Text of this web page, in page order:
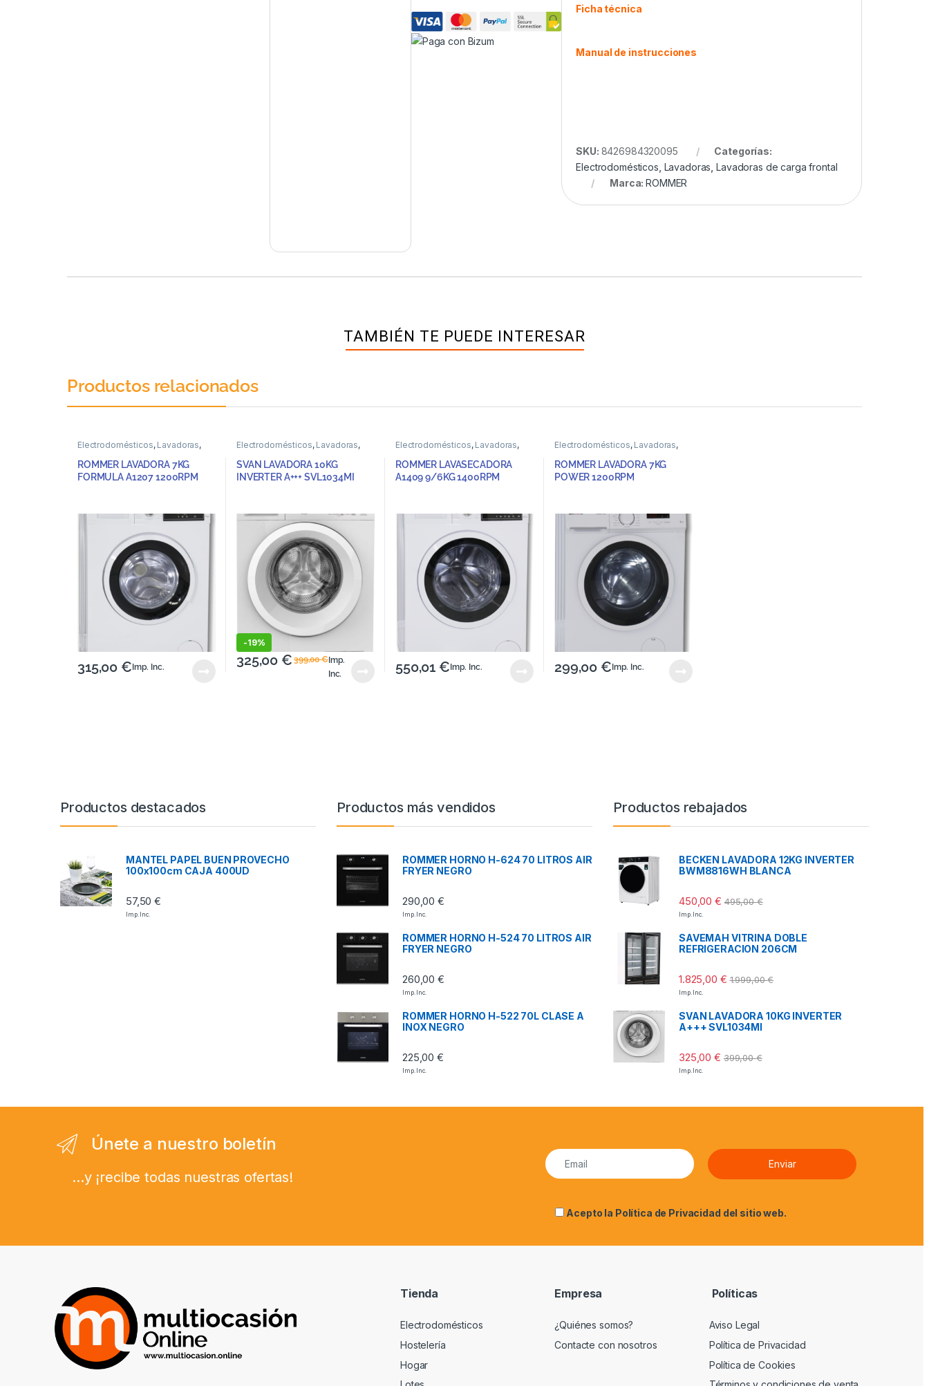
Ficha técnica
Manual de instrucciones
SKU: 8426984320095
Categorías:
Electrodomésticos Lavadoras ,Lavadoras de carga frontal
Marca:ROMMER
TAMBIÉN TE PUEDE INTERESAR
Productos relacionados
Electrodomésticos, Lavadoras,
ROMMER LAVADORA 7KG
FORMULA A1207 1200RPM
315,00 € Imp. Inc.
Electrodomésticos, Lavadoras,
Oportunidades
SVAN LAVADORA 10KG
INVERTER A+++ SVL1034MI
-19%
325,00 € 399,00€Imp.
Inc.
Electrodomésticos, Lavadoras,
ROMMER LAVASECADORA
A1409 9/6KG 1400RPM
550,01 € Imp. Inc.
Electrodomésticos, Lavadoras,
ROMMER LAVADORA 7KG
POWER 1200RPM
299,00 € Imp. Inc.
Productos destacados
MANTEL PAPEL BUEN PROVECHO
100x100cm CAJA 400UD
57,50€
Imp. Inc.
Productos más vendidos
ROMMER HORNO H-624 70 LITROS AIR
FRYER NEGRO
290,00€
Imp. Inc.
ROMMER HORNO H-524 70 LITROS AIR
FRYER NEGRO
260,00€
Imp. Inc.
ROMMER HORNO H-522 70L CLASE A
INOX NEGRO
225,00€
Imp. Inc.
Productos rebajados
BECKEN LAVADORA 12KG INVERTER
BWM8816WH BLANCA
450,00€ 495,00€
Imp. Inc.
SAVEMAH VITRINA DOBLE
REFRIGERACION 206CM
1.825,00 € 1.999,00€
Imp. Inc.
SVAN LAVADORA 10KG INVERTER
A+++ SVL1034MI
325,00€ 399,00€
Imp. Inc.
Únete a nuestro boletín
...y ¡recibe todas nuestras ofertas!
Acepto la Política de Privacidad del sitio web.
Tienda
Electrodomésticos
Hostelería
Hogar
Empresa
¿Quiénes somos?
Contacte con nosotros
Políticas
Aviso Legal
Política de Privacidad
Política de Cookies